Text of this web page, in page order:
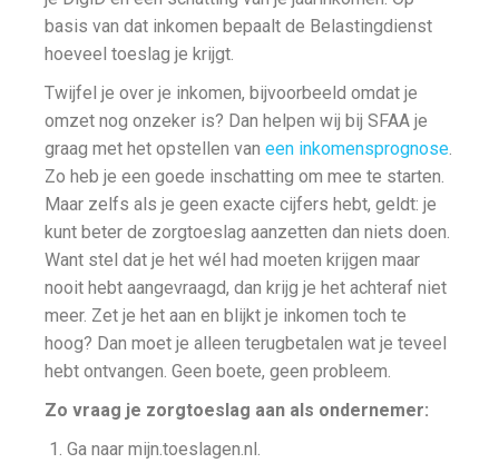
basis van dat inkomen bepaalt de Belastingdienst
hoeveel toeslag je krijgt.
Twijfel je over je inkomen, bijvoorbeeld omdat je
omzet nog onzeker is? Dan helpen wij bij SFAA je
graag met het opstellen van een inkomensprognose.
Zo heb je een goede inschatting om mee te starten.
Maar zelfs als je geen exacte cijfers hebt, geldt: je
kunt beter de zorgtoeslag aanzetten dan niets doen.
Want stel dat je het wél had moeten krijgen maar
nooit hebt aangevraagd, dan krijg je het achteraf niet
meer. Zet je het aan en blijkt je inkomen toch te
hoog? Dan moet je alleen terugbetalen wat je teveel
hebt ontvangen. Geen boete, geen probleem.
Zo vraag je zorgtoeslag aan als ondernemer:
Ga naar mijn.toeslagen.nl.